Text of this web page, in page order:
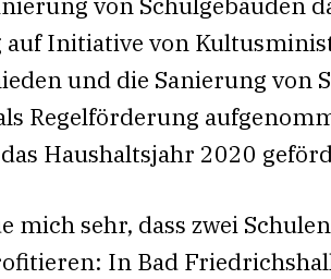
auf Initiative von
und die Sanierung von
Regelförderung
Haushaltsjahr 2020
mich sehr, dass zwei
In Bad